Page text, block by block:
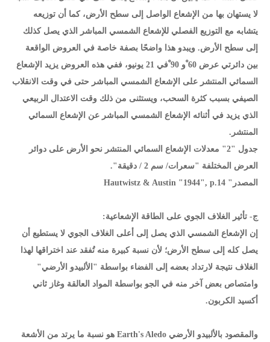
لا يستهان بها من الإشعاع الواصل إلى سطح الأرض، كما أن توزيعه
يتشابه مع التوزيع الفصلي للإشعاع الشمسي المباشر الذي يصل كذلك
إلى سطح الأرض. ويبدو هذا واضحًا بصفة خاصة في العروض الواقعة
بين دائرتي عرض 60 ْو 90 ْفي 21 يونيو، ففي هذه العروض يزيد الإشعاع
السمائي المنتشر على الإشعاع الشمسي المباشر حتى في وقت الانقلاب
الصيفي بسبب كثرة السحب، ويستثنى من ذلك وقت الاعتدال الربيعي
الذي يزيد في أثنائه الإشعاع الشمسي المباشر عن الإشعاع السمائي
المنتشر.
جدول "2" معدلات الإشعاع السمائي المنتشر نحو الأرض على دوائر
العرض المختلفة "سعرات/ سم 2 / دقيقة".
المصدر" Hautwistz & Austin "1944", p.14
ج- تأثير الغلاف الجوي على الطاقة الإشعاعية:
إن الإشعاع الشمسي الذي يصل إلى أعلى الغلاف الجوي لا يستطيع أن
يصل كله إلى سطح الأرض؛ لأن نسبة كبيرة منه تُفقد عند اختراقها لهذا
الغلاف نتيجة لارتداد بعضه إلى الفضاء بواسطة "الألبيدو الأرضي"
وامتصاص بعض آخر منه في الجو بواسطة المواد العالقة وغاز ثاني
أكسيد الكربون.
والمقصود بالألبيدو الأرضي Earth's Aledo هو نسبة ما يرتد من الأشعة